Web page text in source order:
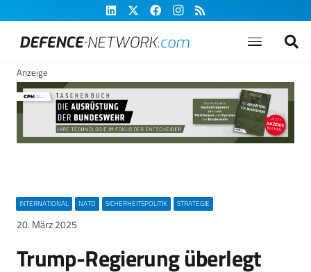
Anzeige
INTERNATIONAL NATO SICHERHEITSPOLITIK STRATEGIE
20. März 2025
Trump-Regierung überlegt